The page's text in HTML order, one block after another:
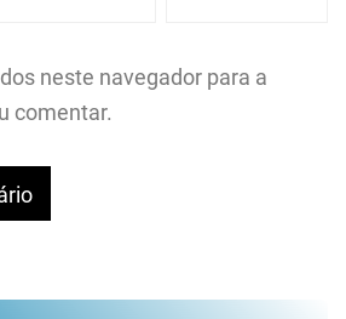
neste navegador para a
comentar.